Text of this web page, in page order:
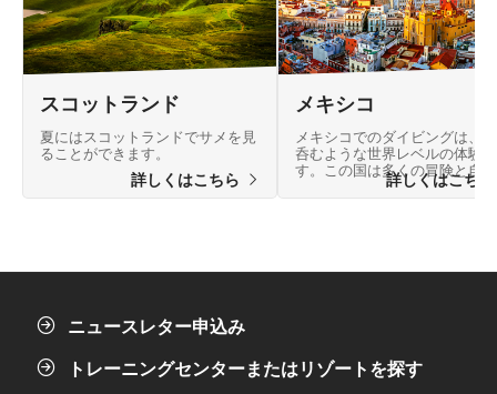
スコットランド
夏にはスコットランドでサメを見
ることができます。
詳しくはこちら
メキシコ
メキシコでのダイビングは、
呑むような世界レベルの体験で
す。この国は多くの冒険と自
驚異に満ちた風景を提供して
す。
詳しくはこち
ニュースレター申込み
トレーニングセンターまたはリゾートを探す